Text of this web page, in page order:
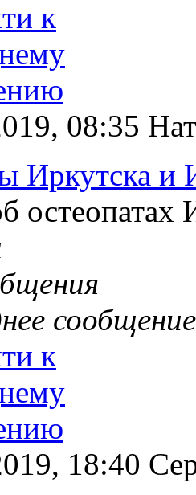
08:35
Иркутска и
остеопатах
сообщение
18:40